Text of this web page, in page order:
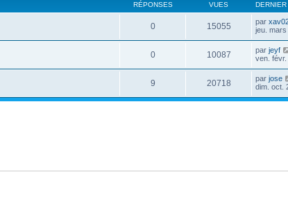
RÉPONSES VUES
0 15055 par
jeu.
0 10087 par jeyf
ven.
9 20718 par jose
dim. oct.